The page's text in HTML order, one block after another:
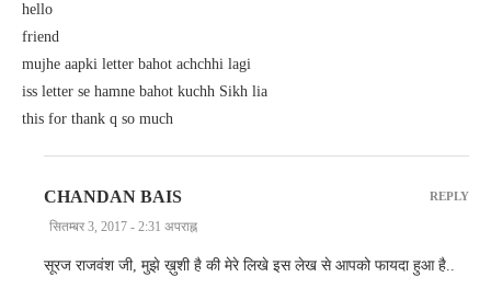
hello
friend
mujhe aapki letter bahot achchhi lagi
iss letter se hamne bahot kuchh Sikh lia
this for thank q so much
CHANDAN BAIS
सितम्बर 3, 2017 - 2:31 अपराह्न
सूरज राजवंश जी, मुझे ख़ुशी है की मेरे लिखे इस लेख से आपको फायदा हुआ है..
REPLY